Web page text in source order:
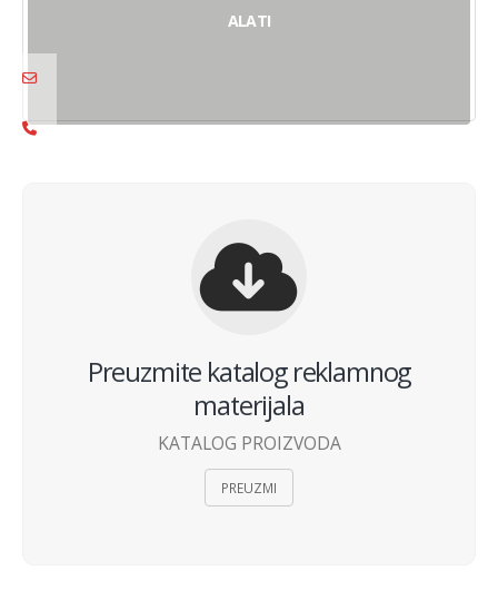
ALATI
Preuzmite katalog reklamnog
materijala
KATALOG PROIZVODA
PREUZMI